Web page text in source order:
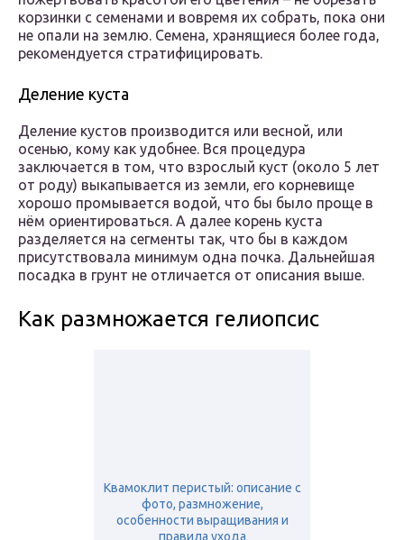
корзинки с семенами и вовремя их собрать, пока они
не опали на землю. Семена, хранящиеся более года,
рекомендуется стратифицировать.
Деление куста
Деление кустов производится или весной, или
осенью, кому как удобнее. Вся процедура
заключается в том, что взрослый куст (около 5 лет
от роду) выкапывается из земли, его корневище
хорошо промывается водой, что бы было проще в
нём ориентироваться. А далее корень куста
разделяется на сегменты так, что бы в каждом
присутствовала минимум одна почка. Дальнейшая
посадка в грунт не отличается от описания выше.
Как размножается гелиопсис
Квамоклит перистый: описание с
фото, размножение,
особенности выращивания и
правила ухода